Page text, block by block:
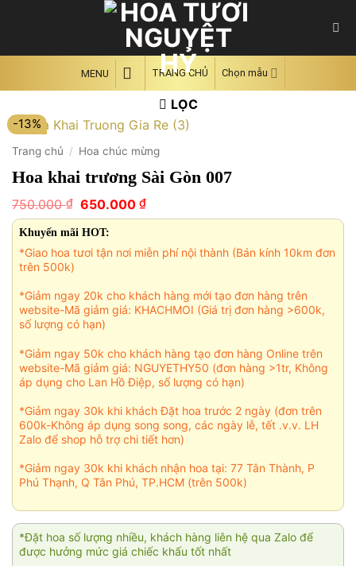
MENU TRANG CHỦ Chọn mẫu
LỌC
-13%
Trang chủ / Hoa chúc mừng
Hoa khai trương Sài Gòn 007
750.000₫ Giá
gốc
là:
750.000 ₫.
650.000 ₫Giá
hiện
650.000 ₫.
Khuyến mãi HOT:
*Giao hoa tươi tận nơi miễn phí nội thành (Bán kính 10km đơn
trên 500k)
*Giảm ngay 20k cho khách hàng mới tạo đơn hàng trên
website-Mã giảm giá: KHACHMOI (Giá trị đơn hàng >600k,
số lượng có hạn)
*Giảm ngay 50k cho khách hàng tạo đơn hàng Online trên
website-Mã giảm giá: NGUYETHY50 (đơn hàng >1tr, Không
áp dụng cho Lan Hồ Điệp, số lượng có hạn)
*Giảm ngay 30k khi khách Đặt hoa trước 2 ngày (đơn trên
600k-Không áp dụng song song, các ngày lễ, tết .v.v. LH
Zalo để shop hỗ trợ chi tiết hơn)
*Giảm ngay 30k khi khách nhận hoa tại: 77 Tân Thành, P
Phú Thạnh, Q Tân Phú, TP.HCM (trên 500k)
*Đặt hoa số lượng nhiều, khách hàng liên hệ qua Zalo để
được hưởng mức giá chiếc khấu tốt nhất